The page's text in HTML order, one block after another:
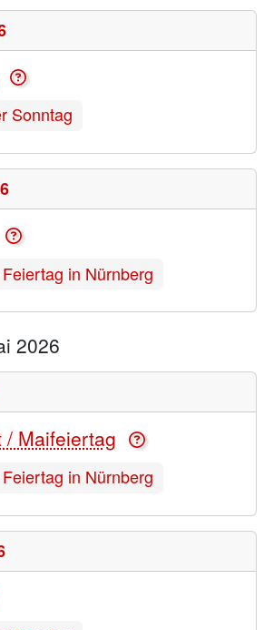
Sonntag
in Nürnberg
2026
/ Maifeiertag
in Nürnberg